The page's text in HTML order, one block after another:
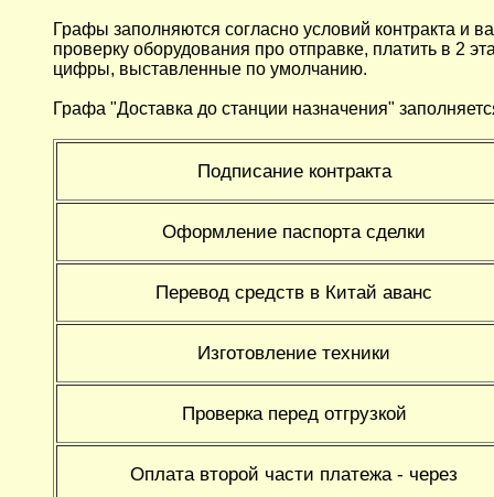
Графы заполняются согласно условий контракта и
проверку оборудования про отправке, платить в 2
цифры, выставленные по умолчанию.
Графа "Доставка до станции назначения"
Подписание контракта
Оформление паспорта сделки
Перевод средств в Китай аванс
Изготовление техники
Проверка перед отгрузкой
Оплата второй части платежа - через